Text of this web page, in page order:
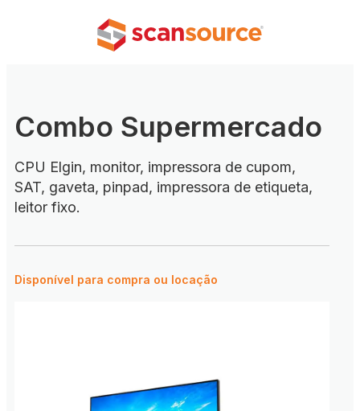
Combo Supermercado
CPU Elgin, monitor, impressora de cupom,
SAT, gaveta, pinpad, impressora de etiqueta,
leitor fixo.
Disponível para compra ou locação